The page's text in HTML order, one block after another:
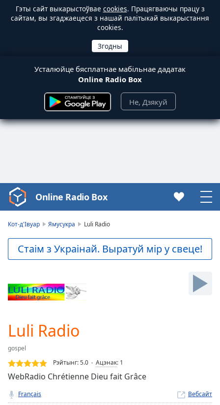
Гэты сайт выкарыстоўвае cookies. Працягваючы працу з
сайтам, вы згаджаецеся з нашай палітыкай выкарыстання
cookies.
Усталюйце бясплатнае мабільнае дадатак
Online Radio Box
Не, Дзякуй
Video
Player
Video
Backward
Skip
Forward
Current
Time0:00
Duration
Loaded:
0.00%
TypeLIVE
Online Radio Box
Кот-д'Івуар Ямусукра Luli Radio
Стаім з Украінай. Выратуй мір у свеце!
Luli Radio
gospel
Рэйтынг:5.0 Ацэнак: 1
WebRadio Chrétienne Dieu fait Grâce
Français Вебсайт